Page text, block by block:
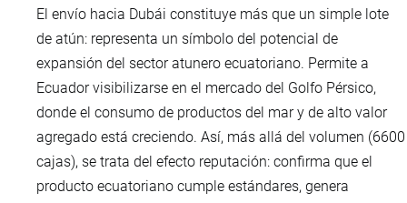
El envío hacia Dubái constituye más que un simple lote
de atún: representa un símbolo del potencial de
expansión del sector atunero ecuatoriano. Permite a
Ecuador visibilizarse en el mercado del Golfo Pérsico,
donde el consumo de productos del mar y de alto valor
agregado está creciendo. Así, más allá del volumen (6600
cajas), se trata del efecto reputación: confirma que el
producto ecuatoriano cumple estándares, genera